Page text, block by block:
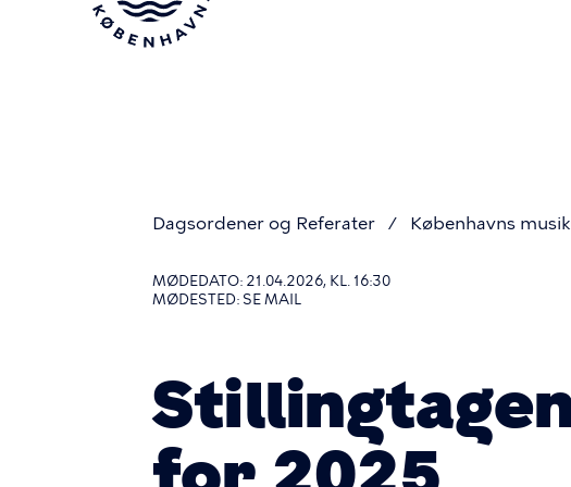
Dagsordener og Referater Københavns
MØDEDATO: 21.04.2026, KL. 16:30
MØDESTED: SE MAIL